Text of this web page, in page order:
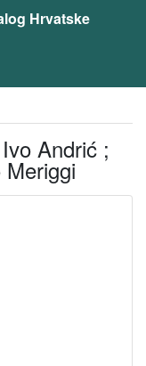
Hrvatske
Andrić ;